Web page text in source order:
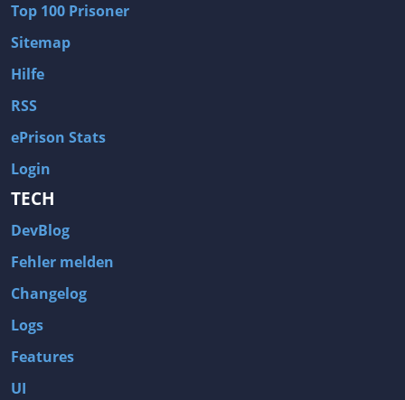
Top 100 Prisoner
Sitemap
Hilfe
RSS
ePrison Stats
Login
TECH
DevBlog
Fehler melden
Changelog
Logs
Features
UI